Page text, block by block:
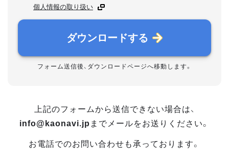
個人情報の取り扱い
ダウンロードする
フォーム送信後、ダウンロードページへ移動します。
上記のフォームから送信できない場合は、
info@kaonavi.jp までメールをお送りください。
お電話でのお問い合わせも承っております。